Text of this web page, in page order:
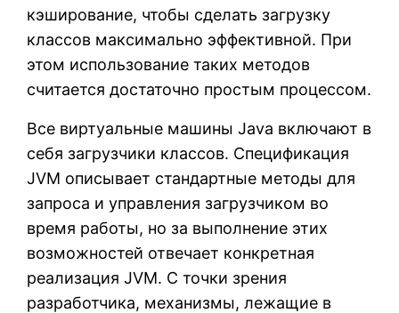
кэширование, чтобы сделать загрузку
классов максимально эффективной. При
этом использование таких методов
считается достаточно простым процессом.
Все виртуальные машины Java включают в
себя загрузчики классов. Спецификация
JVM описывает стандартные методы для
запроса и управления загрузчиком во
время работы, но за выполнение этих
возможностей отвечает конкретная
реализация JVM. С точки зрения
разработчика, механизмы, лежащие в